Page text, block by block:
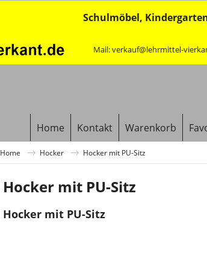
Schulmöbel,
Mail: verkauf@lehrmittel-
Home Kontakt Warenkorb
Home Hocker Hocker mit PU-Sitz
Hocker mit PU-Sitz
Hocker mit PU-Sitz